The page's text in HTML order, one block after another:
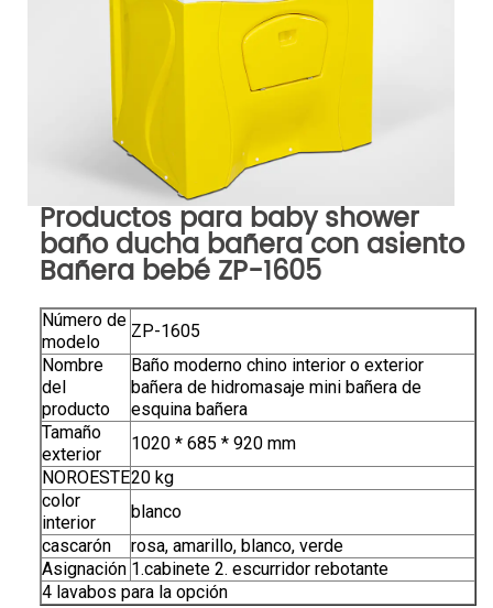
Productos para baby shower
baño ducha bañera con asiento
Bañera bebé ZP-1605
Número de
modelo
ZP-1605
Nombre
del
producto
Baño moderno chino interior o exterior
bañera de hidromasaje mini bañera de
esquina bañera
Tamaño
exterior
1020 * 685 * 920 mm
NOROESTE20 kg
color
interior
blanco
cascarón
rosa, amarillo, blanco, verde
Asignación 1.cabinete 2. escurridor rebotante
4 lavabos para la opción